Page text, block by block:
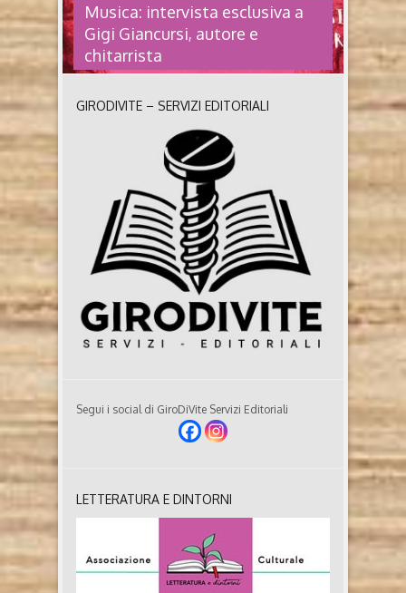
Musica: intervista esclusiva a
Gigi Giancursi, autore e
chitarrista
MUSICA: INTERVISTA ESCLUSIVA
A GIGI GIANCURSI, AUTORE E
CHITARRISTA
Questa volta il nostro collaboratore Fausto Bailo e
Cuordivinile Shop di Bra (Cn) ci hanno portato nel
cuore della musica con un’intervista d’eccezione a
Gigi Giancursi, a cui seguirà quella al cantante
Orlando Manfredi. . Gigi Giancursi, autore e
chitarrista, è tra i fondatori dei Perturbazione con i
quali pubblica: Waiting to happen, In Circolo, ..
GIRODIVITE – SERVIZI EDITORIALI
Segui i social di GiroDiVite Servizi Editoriali
LETTERATURA E DINTORNI